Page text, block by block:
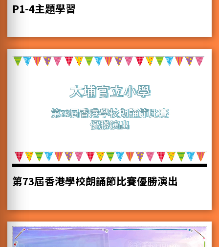
P1-4主題學習
第73屆香港學校朗誦節比賽優勝演出